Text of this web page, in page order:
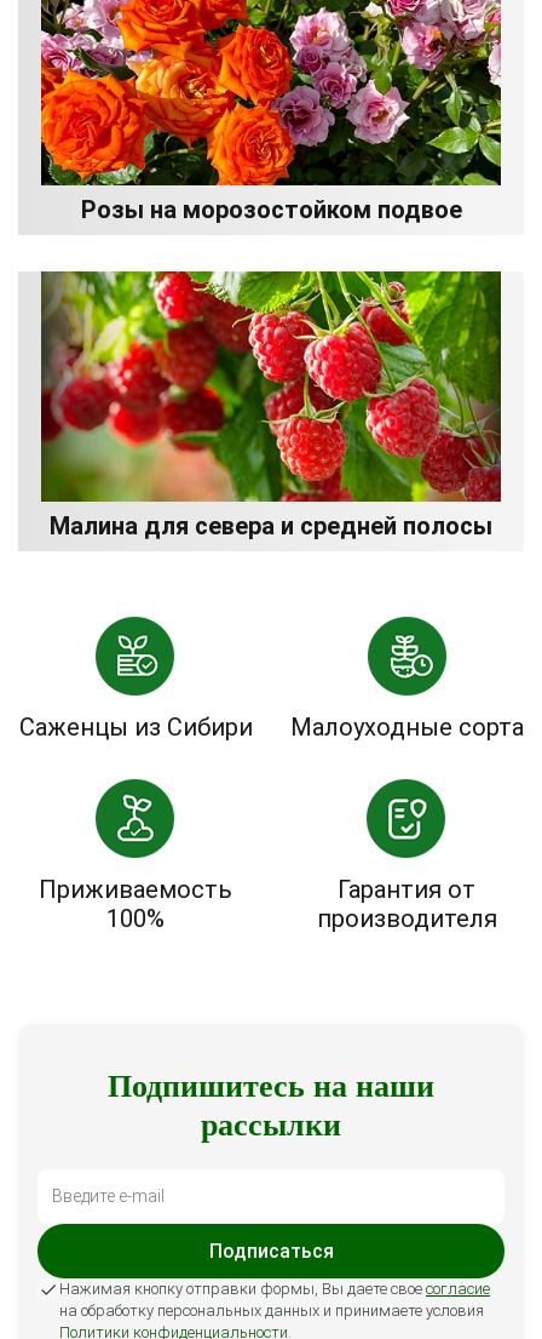
Розы на морозостойком подвое
Малина для севера и средней полосы
Саженцы из Сибири Малоуходные сорта
Приживаемость
100%
Гарантия от
производителя
Подпишитесь на наши
рассылки
Подписаться
Нажимая кнопку отправки формы, Вы даете свое согласие
на обработку персональных данных и принимаете условия
Политики конфиденциальности.